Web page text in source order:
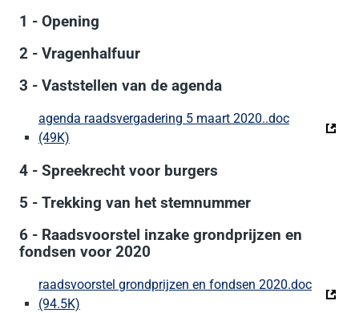
1 - Opening
2 - Vragenhalfuur
3 - Vaststellen van de agenda
agenda raadsvergadering 5 maart 2020..doc
(49K)
4 - Spreekrecht voor burgers
5 - Trekking van het stemnummer
6 - Raadsvoorstel inzake grondprijzen en
fondsen voor 2020
raadsvoorstel grondprijzen en fondsen 2020.doc
(94.5K)